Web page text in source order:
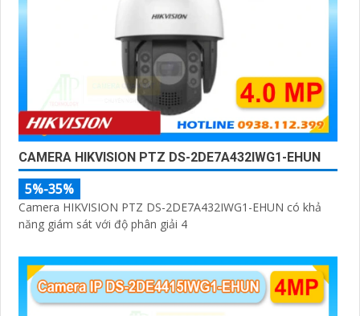
CAMERA HIKVISION PTZ DS-2DE7A432IWG1-EHUN
5%-35%
Camera HIKVISION PTZ DS-2DE7A432IWG1-EHUN có khả
năng giám sát với độ phân giải 4